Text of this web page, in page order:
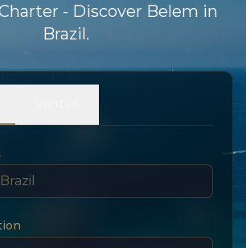
- Discover Belem in
Brazil.